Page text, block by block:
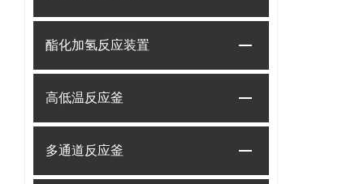
酯化加氢反应装置
高低温反应釜
多通道反应釜